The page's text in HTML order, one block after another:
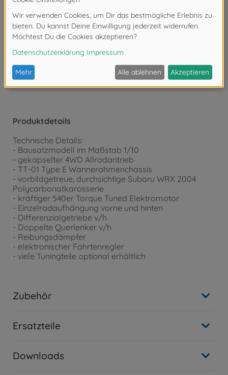
dass Kinder irgendwelche Bauteile in den Mund
nehmen oder Plastiktüten über den Kopf ziehen.
Nicht für Kinder unter 14 Jahren geeignet.
Produktdetails
Technische Details:
- Bausatzmodell im Maßstab 1/10
- gekapselter 4WD Allradantrieb
- TT-01 Type E Wannerahmenchassis
- vorbildgetreue, durchsichtige Subaru WRX 2004
Polycarbonatkarosserie
- kräftiger 540er Torque Tuned Elektromotor
- Einzelradaufhängung vorne und hinten
- Differenzialgetriebe v/h
- Doppelte Querlenker v/h
- Reibungsdämpfer
- elektronischer Fahrtenregler
- viele Tuningteile optional erhältlich
Zubehör
Ersatzteile
Downloads